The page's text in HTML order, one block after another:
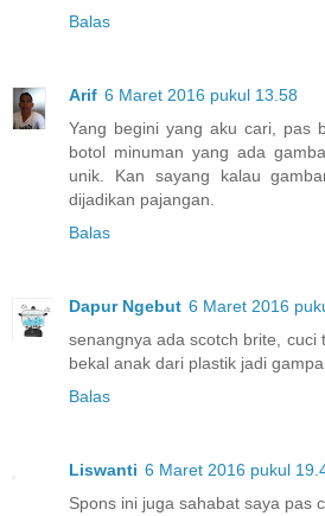
Balas
Arif 6 Maret 2016 pukul 13.58
Yang begini yang aku cari, pas
botol minuman yang ada
unik. Kan sayang kalau
dijadikan pajangan.
Balas
Dapur Ngebut 6 Maret 2016
senangnya ada scotch brite, cuci
bekal anak dari plastik jadi
Balas
Liswanti 6 Maret 2016 pukul
Spons ini juga sahabat saya pas